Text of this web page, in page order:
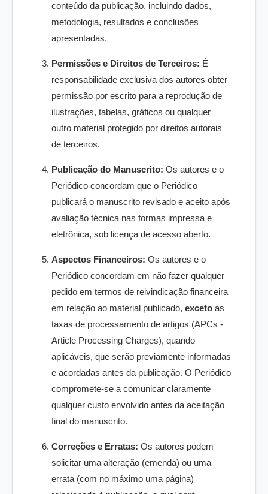
conteúdo da publicação, incluindo dados,
metodologia, resultados e conclusões
apresentadas.
Permissões e Direitos de Terceiros: É
responsabilidade exclusiva dos autores obter
permissão por escrito para a reprodução de
ilustrações, tabelas, gráficos ou qualquer
outro material protegido por direitos autorais
de terceiros.
Publicação do Manuscrito: Os autores e o
Periódico concordam que o Periódico
publicará o manuscrito revisado e aceito após
avaliação técnica nas formas impressa e
eletrônica, sob licença de acesso aberto.
Aspectos Financeiros: Os autores e o
Periódico concordam em não fazer qualquer
pedido em termos de reivindicação financeira
em relação ao material publicado, exceto as
taxas de processamento de artigos (APCs -
Article Processing Charges), quando
aplicáveis, que serão previamente informadas
e acordadas antes da publicação. O Periódico
compromete-se a comunicar claramente
qualquer custo envolvido antes da aceitação
final do manuscrito.
Correções e Erratas: Os autores podem
solicitar uma alteração (emenda) ou uma
errata (com no máximo uma página)